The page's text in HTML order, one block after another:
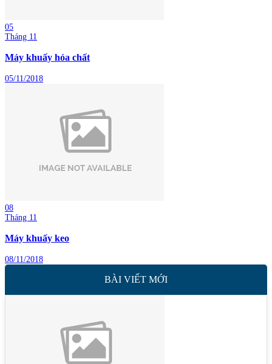
05
Tháng 11
Máy khuấy hóa chất
05/11/2018
08
Tháng 11
Máy khuấy keo
08/11/2018
BÀI VIẾT MỚI